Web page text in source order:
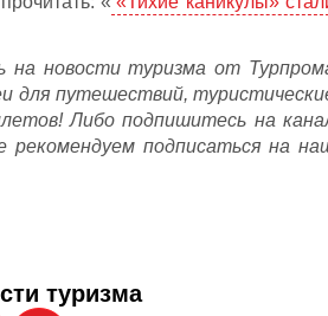
новости туризма от
для путешествий,
Либо подпишитесь на
рекомендуем подписаться на
туризма